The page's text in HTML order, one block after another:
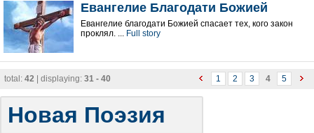
Евангелие Благодати Божией
Евангелие благодати Божией спасает тех, кого закон
проклял. ... Full story
1 2 3 4 5
total: 42 | displaying: 31 - 40
Новая Поэзия